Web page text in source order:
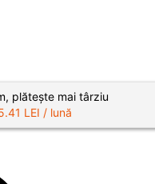
plătește mai târziu
LEI / lună